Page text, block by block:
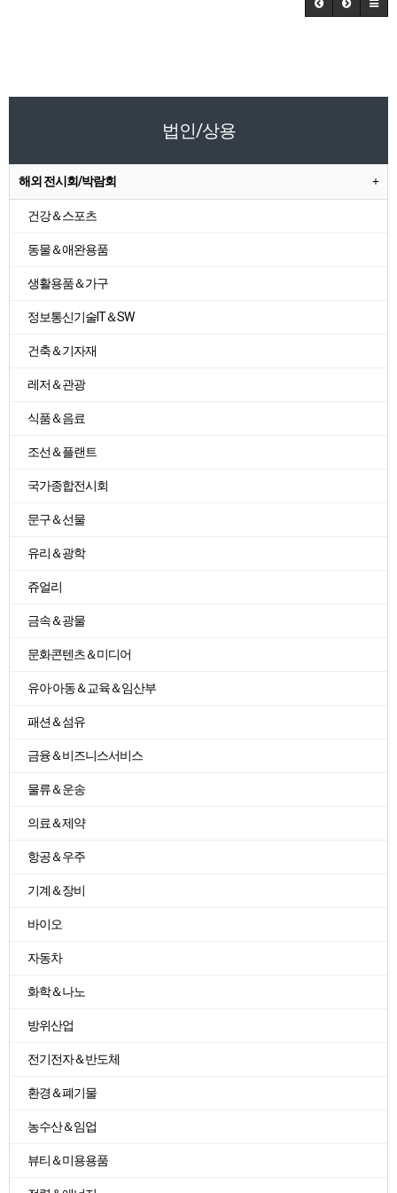
법인/상용
해외 전시회/박람회
건강＆스포츠
동물＆애완용품
생활용품＆가구
정보통신기술IT＆SW
건축＆기자재
레저＆관광
식품＆음료
조선＆플랜트
국가종합전시회
문구＆선물
유리＆광학
쥬얼리
금속＆광물
문화콘텐츠＆미디어
유아·아동＆교육＆임산부
패션＆섬유
금융＆비즈니스서비스
물류＆운송
의료＆제약
항공＆우주
기계＆장비
바이오
자동차
화학＆나노
방위산업
전기전자＆반도체
환경＆폐기물
농수산＆임업
뷰티＆미용용품